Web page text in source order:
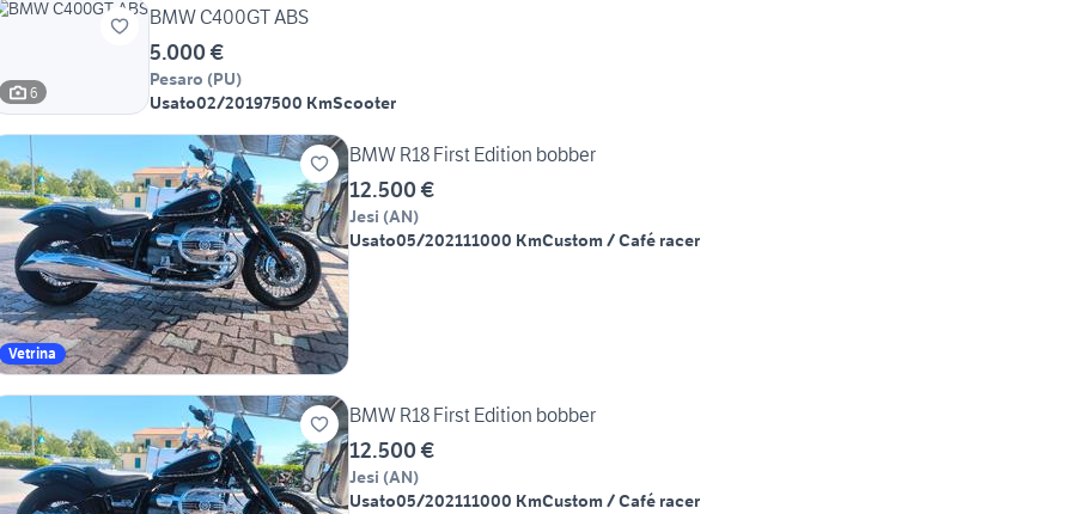
6
BMW C400GT ABS
5.000 €
Pesaro (PU)
Usato02/20197500 KmScooter
Vetrina
BMW R18 First Edition bobber
12.500 €
Jesi (AN)
Usato05/202111000 KmCustom / Café racer
BMW R18 First Edition bobber
12.500 €
Jesi (AN)
Usato05/202111000 KmCustom / Café racer